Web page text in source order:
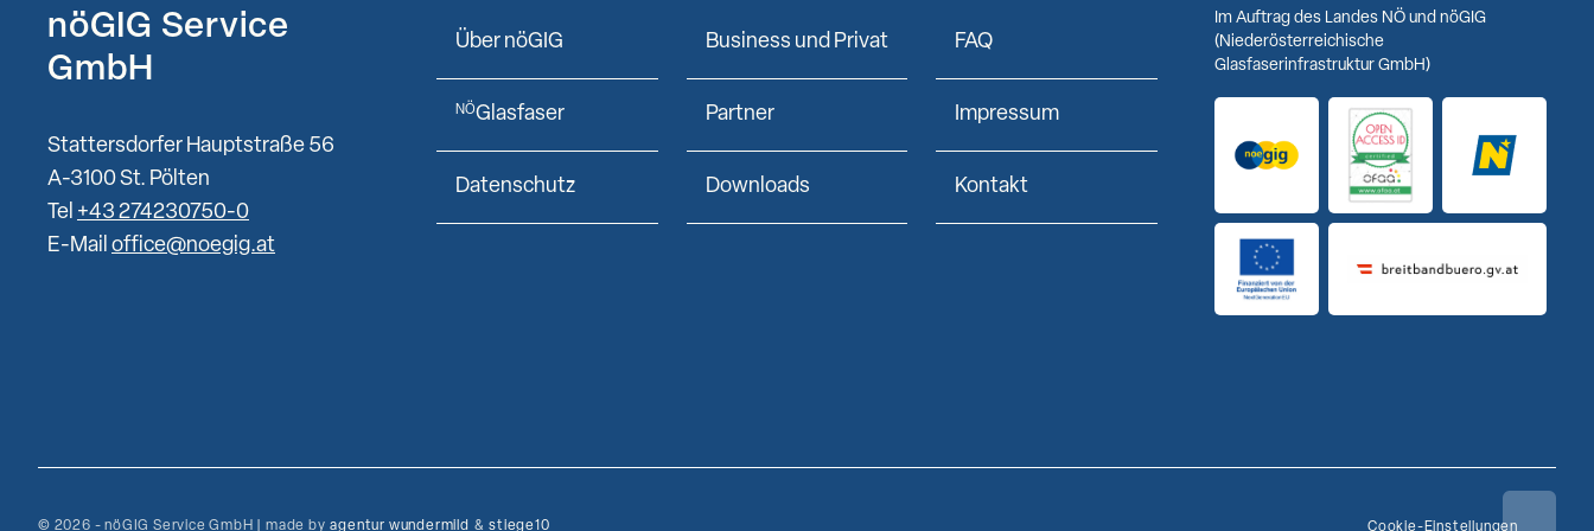
nöGIG Service
GmbH
Stattersdorfer Hauptstraße 56
A-3100 St. Pölten
Tel +43 274230750-0
E-Mail office@noegig.at
Über nöGIG Business und Privat FAQ
NÖGlasfaser Partner Impressum
Datenschutz Downloads Kontakt
Im Auftrag des Landes NÖ und nöGIG
(Niederösterreichische
Glasfaserinfrastruktur GmbH)
Logo noeGIG Logo Open Access ID
Logo
Finanziert von der Europäischen Union
Breitbandbuero Logo
© 2026 - nöGIG Service GmbH | made by agentur wundermild & stiege10 Cookie-Einstellungen